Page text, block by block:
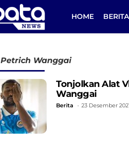
HOME BERITA
Petrich Wanggai
Tonjolkan Alat
Wanggai
Berita 23 Desember